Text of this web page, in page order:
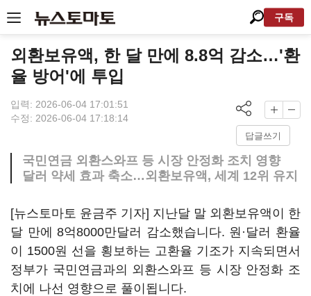
구독
외환보유액, 한 달 만에 8.8억 감소…'환
율 방어'에 투입
입력: 2026-06-04 17:01:51
수정: 2026-06-04 17:18:14
답글쓰기
국민연금 외환스와프 등 시장 안정화 조치 영향
달러 약세 효과 축소…외환보유액, 세계 12위 유지
[뉴스토마토 윤금주 기자] 지난달 말 외환보유액이 한
달 만에 8억8000만달러 감소했습니다. 원·달러 환율
이 1500원 선을 횡보하는 고환율 기조가 지속되면서
정부가 국민연금과의 외환스와프 등 시장 안정화 조
치에 나선 영향으로 풀이됩니다.